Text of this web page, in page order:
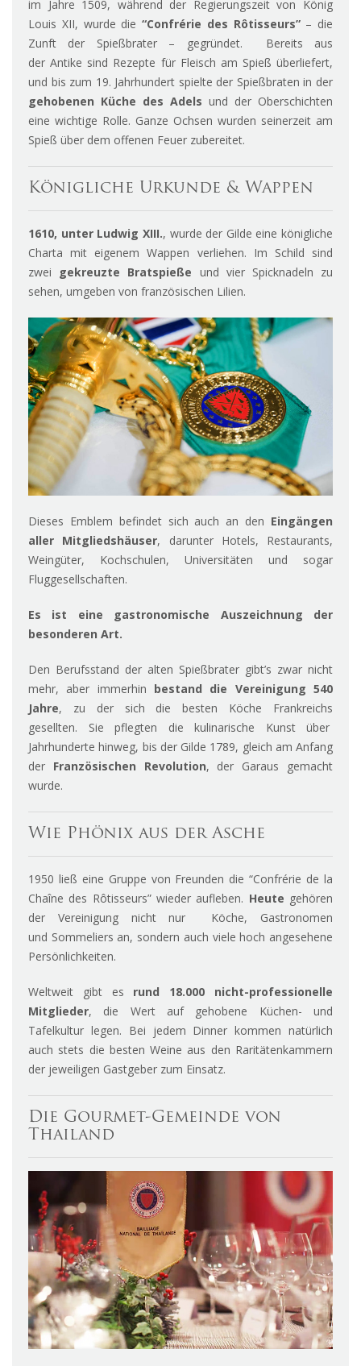
im Jahre 1509, während der Regierungszeit von König
Louis XII, wurde die “Confrérie des Rôtisseurs”– die
Zunft der Spießbrater – gegründet. Bereits aus
der Antike sind Rezepte für Fleisch am Spieß überliefert,
und bis zum 19. Jahrhundert spielte der Spießbraten in der
gehobenen Küche des Adels und der Oberschichten
eine wichtige Rolle. Ganze Ochsen wurden seinerzeit am
Spieß über dem offenen Feuer zubereitet.
Königliche Urkunde & Wappen
1610, unter Ludwig XIII., wurde der Gilde eine königliche
Charta mit eigenem Wappen verliehen. Im Schild sind
zwei gekreuzte Bratspieße und vier Spicknadeln zu
sehen, umgeben von französischen Lilien.
Dieses Emblem befindet sich auch an den Eingängen
aller Mitgliedshäuser, darunter Hotels, Restaurants,
Weingüter, Kochschulen, Universitäten und sogar
Fluggesellschaften.
Es ist eine gastronomische Auszeichnung der
besonderen Art.
Den Berufsstand der alten Spießbrater gibt’s zwar nicht
mehr, aber immerhin bestand die Vereinigung 540
Jahre, zu der sich die besten Köche Frankreichs
gesellten. Sie pflegten die kulinarische Kunst über
Jahrhunderte hinweg, bis der Gilde 1789, gleich am Anfang
der Französischen Revolution, der Garaus gemacht
wurde.
Wie Phönix aus der Asche
1950 ließ eine Gruppe von Freunden die “Confrérie de la
Chaîne des Rôtisseurs” wieder aufleben. Heute gehören
der Vereinigung nicht nur Köche, Gastronomen
und Sommeliers an, sondern auch viele hoch angesehene
Persönlichkeiten.
Weltweit gibt es rund 18.000 nicht-professionelle
Mitglieder, die Wert auf gehobene Küchen- und
Tafelkultur legen. Bei jedem Dinner kommen natürlich
auch stets die besten Weine aus den Raritätenkammern
der jeweiligen Gastgeber zum Einsatz.
Die Gourmet-Gemeinde von
Thailand